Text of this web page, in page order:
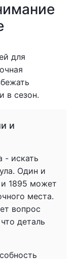
для
в сезон.
и
- искать
Один и
и 1895 может
места.
вопрос
деталь